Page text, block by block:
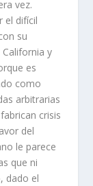
vez.
el difícil
su
y
es
como
arbitrarias
crisis
del
le parece
que ni
dado el